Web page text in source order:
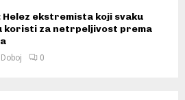
Helez ekstremista koji svaku
koristi za netrpeljivost prema
0